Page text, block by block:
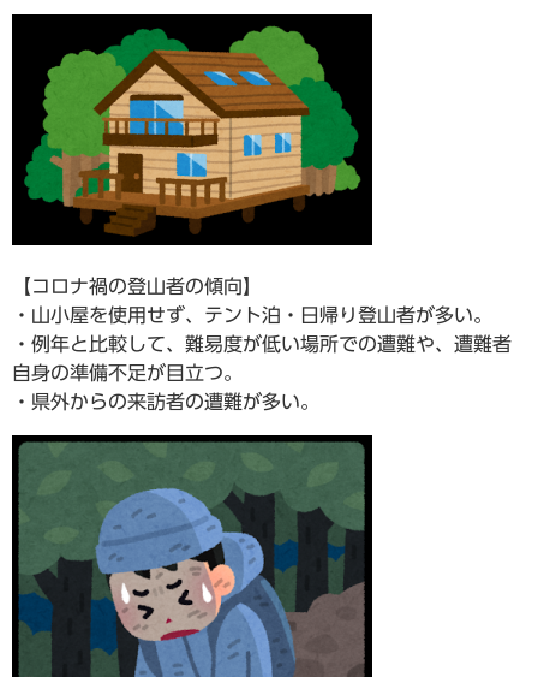
【コロナ禍の登山者の傾向】
・山小屋を使用せず、テント泊・日帰り登山者が多い。
・例年と比較して、難易度が低い場所での遭難や、遭難者
自身の準備不足が目立つ。
・県外からの来訪者の遭難が多い。